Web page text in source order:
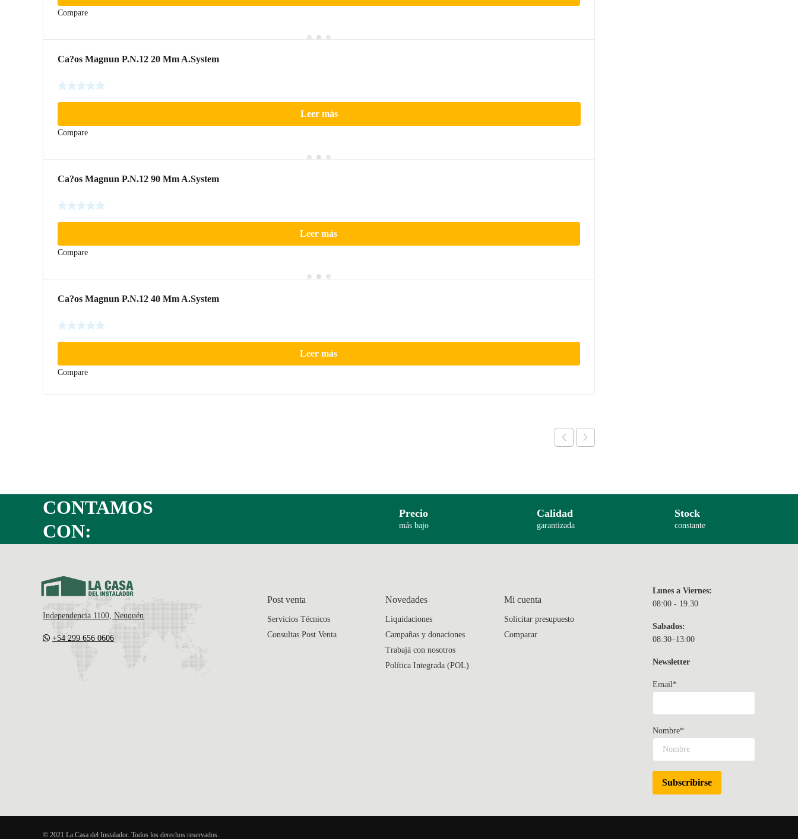
Compare
Ca?os Magnun P.N.12 20 Mm A.System
Leer más
Compare
Ca?os Magnun P.N.12 90 Mm A.System
Leer más
Compare
Ca?os Magnun P.N.12 40 Mm A.System
Leer más
Compare
CONTAMOS
CON:
Precio
más bajo
Calidad
garantizada
Stock
constante
Independencia 1100, Neuquén
+54 299 656 0606
Post venta
Servicios Técnicos
Consultas Post Venta
Novedades
Liquidaciones
Campañas y donaciones
Trabajá con nosotros
Política Integrada (POL)
Mi cuenta
Solicitar presupuesto
Comparar
Lunes a Viernes:
08:00 - 19.30
Sabados:
08:30–13:00
Newsletter
Email*
Nombre*
© 2021 La Casa del Instalador. Todos los derechos reservados.